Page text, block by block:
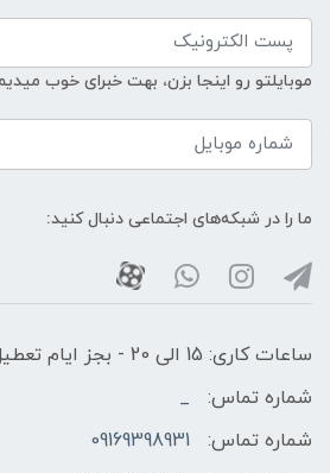
موبایلتو رو اینجا بزن، بهت خبرای خوب
ما را در شبکه‌های اجتماعی دنبال کنید:
ساعات کاری: 15 الی 20 - بجز ایام تعطیل
شماره تماس:
_
شماره تماس:
09169398931